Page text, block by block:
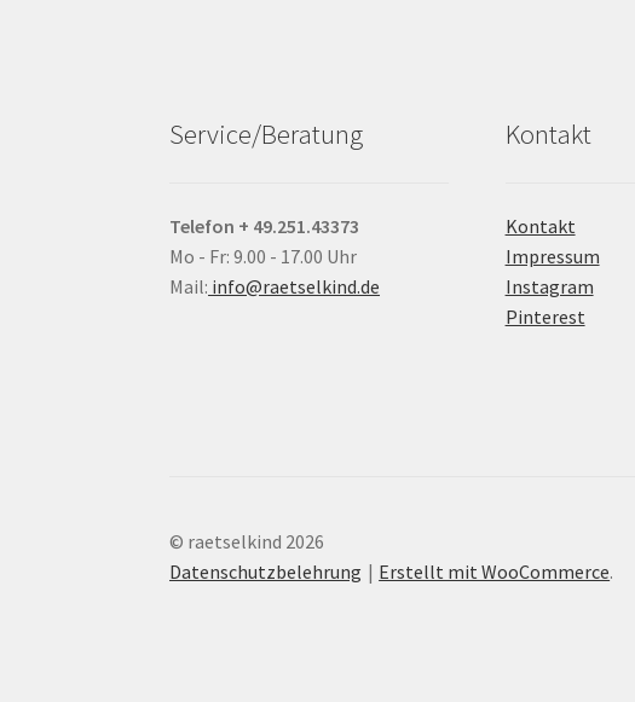
Service/Beratung
Telefon + 49.251.43373
Mo - Fr: 9.00 - 17.00 Uhr
Mail: info@raetselkind.de
Kontakt
Kontakt
Impressum
Instagram
Pinterest
© raetselkind 2026
Datenschutzbelehrung
Erstellt mit WooCommerce.